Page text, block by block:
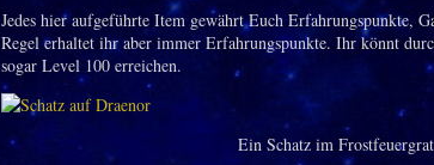
Jedes hier aufgeführte Item gewährt Euch Erfahrungspunkte,
Regel erhaltet ihr aber immer Erfahrungspunkte. Ihr könnt
sogar Level 100 erreichen.
Ein Schatz im Frostfeuergrat